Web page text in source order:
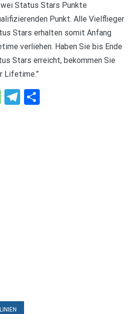
Status Stars Punkte
Punkt. Alle Vielflieger
Stars erhalten somit Anfang
verliehen. Haben Sie bis Ende
Stars erreicht, bekommen Sie
Lifetime.”
WhatsApp
Telegram